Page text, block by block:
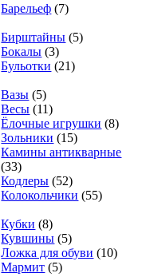
Барельеф (7)
Бирштайны (5)
Бокалы (3)
Бульотки (21)
Вазы (5)
Весы (11)
Ёлочные игрушки (8)
Зольники (15)
Камины антикварные
(33)
Кодлеры (52)
Колокольчики (55)
Кубки (8)
Кувшины (5)
Ложка для обуви (10)
Мармит (5)